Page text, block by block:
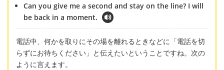
Can you give me a second and stay on the line? I will
be back in a moment.
電話中、何かを取りにその場を離れるときなどに「電話を切
らずにお待ちください」と伝えたいということですね。次の
ように言えます。